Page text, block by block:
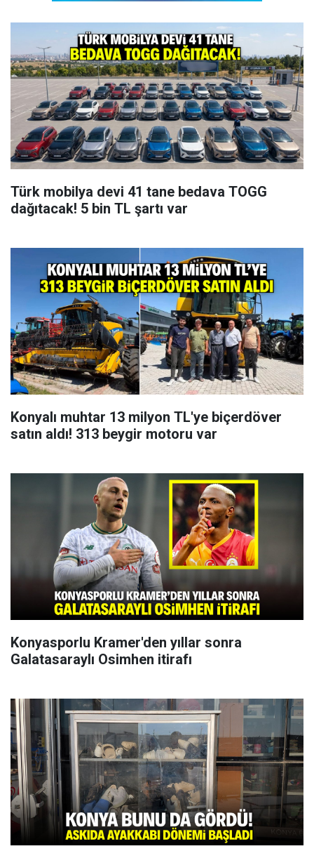
Türk mobilya devi 41 tane bedava TOGG
dağıtacak! 5 bin TL şartı var
Konyalı muhtar 13 milyon TL'ye biçerdöver
satın aldı! 313 beygir motoru var
Konyasporlu Kramer'den yıllar sonra
Galatasaraylı Osimhen itirafı